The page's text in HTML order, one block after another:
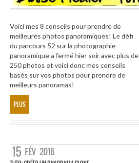
Voici mes 8 conseils pour prendre de
meilleures photos panoramiques! Le défi
du parcours 52 sur la photographie
panoramique a fermé hier soir avec plus de
250 photos et voici donc mes conseils
basés sur vos photos pour prendre de
meilleurs panoramas!
PLUS
15 FÉV 2016